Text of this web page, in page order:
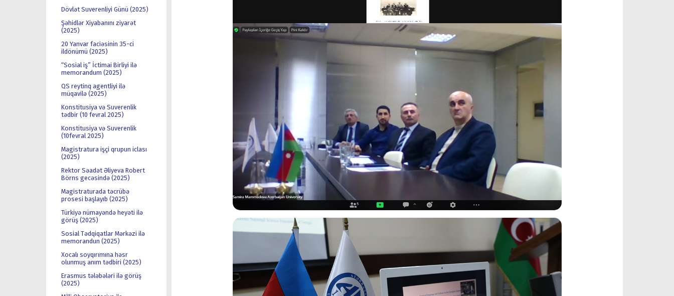
Dövlət Suverenliyi Günü (2025)
Şəhidlər Xiyabanını ziyarət
(2025)
20 Yanvar faciəsinin 35-ci
ildönümü (2025)
“Sosial iş” İctimai Birliyi ilə
memorandum (2025)
QS reytinq agentliyi ilə
müqavilə (2025)
Konstitusiya və Suverenlik
tədbir (10 fevral 2025)
Konstitusiya və Suverenlik
(10fevral 2025)
Magistratura işçi qrupun iclası
(2025)
Rektor Səadət Əliyeva Robert
Börns gecəsində (2025)
Magistraturada təcrübə
prosesi başlayıb (2025)
Türkiyə nümayəndə heyəti ilə
görüş (2025)
Sosial Tədqiqatlar Mərkəzi ilə
memorandun (2025)
Xocalı soyqırımına həsr
olunmuş anım tədbiri (2025)
Erasmus tələbələri ilə görüş
(2025)